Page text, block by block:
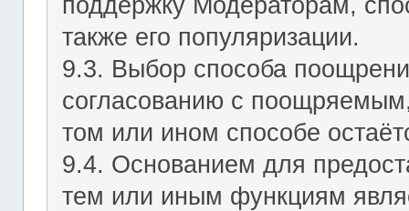
также его популяризации.
9.3. Выбор способа
согласованию с
том или ином способе
9.4. Основанием для
тем или иным функциям